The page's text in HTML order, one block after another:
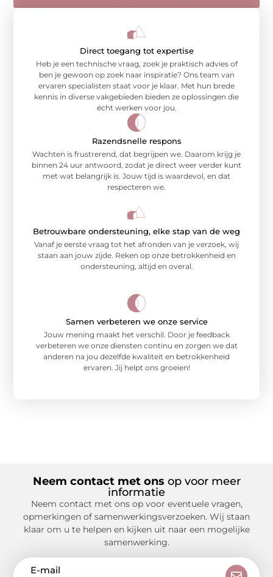
Direct toegang tot expertise
Heb je een technische vraag, zoek je praktisch advies of
ben je gewoon op zoek naar inspiratie? Ons team van
ervaren specialisten staat voor je klaar. Met hun brede
kennis in diverse vakgebieden bieden ze oplossingen die
écht werken voor jou.
Razendsnelle respons
Wachten is frustrerend, dat begrijpen we. Daarom krijg je
binnen 24 uur antwoord, zodat je direct weer verder kunt
met wat belangrijk is. Jouw tijd is waardevol, en dat
respecteren we.
Betrouwbare ondersteuning, elke stap van de weg
Vanaf je eerste vraag tot het afronden van je verzoek, wij
staan aan jouw zijde. Reken op onze betrokkenheid en
ondersteuning, altijd en overal.
Samen verbeteren we onze service
Jouw mening maakt het verschil. Door je feedback
verbeteren we onze diensten continu en zorgen we dat
anderen na jou dezelfde kwaliteit en betrokkenheid
ervaren. Jij helpt ons groeien!
Neem contact met ons op voor meer
informatie
Neem contact met ons op voor eventuele vragen,
opmerkingen of samenwerkingsverzoeken. Wij staan
klaar om u te helpen en kijken uit naar een mogelijke
samenwerking.
E-mail